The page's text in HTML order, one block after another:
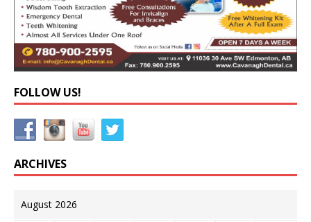
FOLLOW US!
ARCHIVES
August 2026